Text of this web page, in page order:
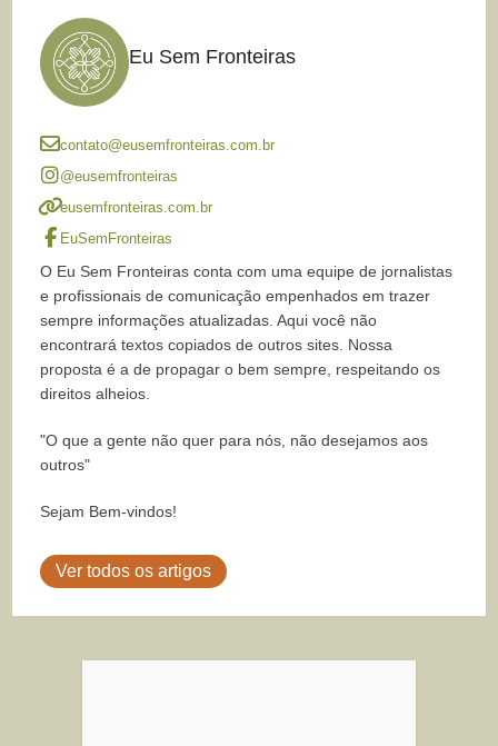
Eu Sem Fronteiras
contato@eusemfronteiras.com.br
@eusemfronteiras
eusemfronteiras.com.br
EuSemFronteiras
O Eu Sem Fronteiras conta com uma equipe de jornalistas
e profissionais de comunicação empenhados em trazer
sempre informações atualizadas. Aqui você não
encontrará textos copiados de outros sites. Nossa
proposta é a de propagar o bem sempre, respeitando os
direitos alheios.
"O que a gente não quer para nós, não desejamos aos
outros"
Sejam Bem-vindos!
Ver todos os artigos